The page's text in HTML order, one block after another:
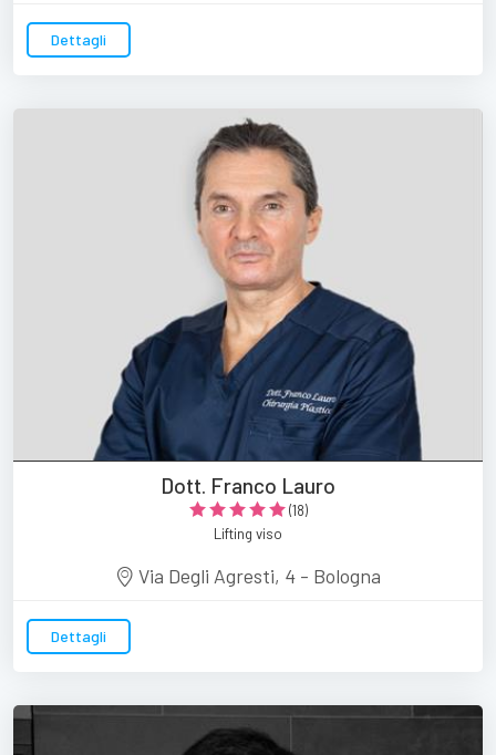
Dettagli
Dott. Franco Lauro
(18)
Lifting viso
Via Degli Agresti, 4 - Bologna
Dettagli